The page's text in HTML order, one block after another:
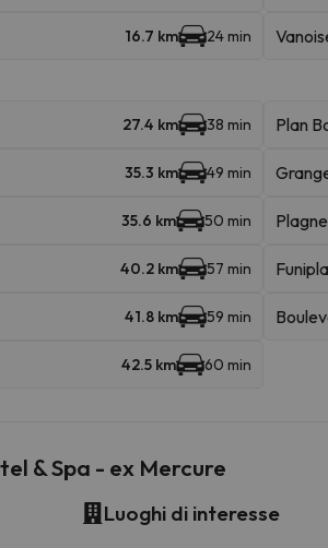
16.7 km 24 min
27.4 km 38 min Plan
35.3 km 49 min
35.6 km 50 min
40.2 km 57 min
41.8 km 59 min
42.5 km 60 min
& Spa - ex Mercure
Luoghi di interesse